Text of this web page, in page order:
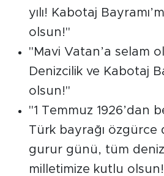
yılı! Kabotaj
olsun!"
"Mavi Vatan’a selam
Denizcilik ve Kabotaj
olsun!"
"1 Temmuz 1926’dan
Türk bayrağı özgürce
gurur günü, tüm
milletimize kutlu